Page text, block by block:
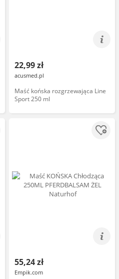
22,99 zł
acusmed.pl
Maść końska rozgrzewająca Line
Sport 250 ml
55,24 zł
Empik.com